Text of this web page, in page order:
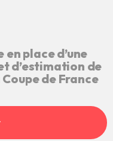
en place d’une
d’estimation de
de France